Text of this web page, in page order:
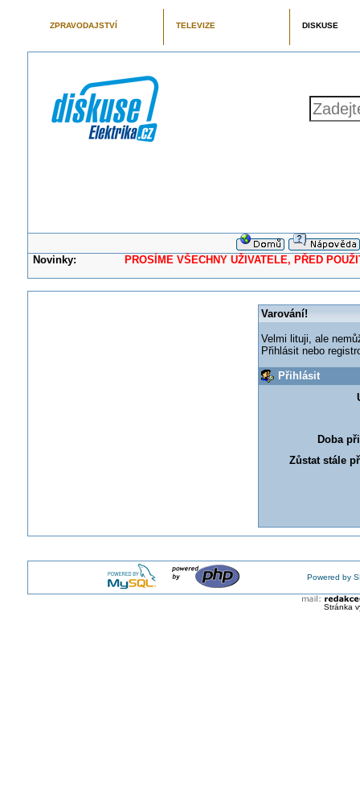
ZPRAVODAJSTVÍ TELEVIZE DISKUSE
Novinky: PROSÍME VŠECHNY UŽIVATELE, PŘED
Varování!
Velmi lituji, ale
Přihlásit nebo
Přihlásit
Doba
Zůstat stále
Powered by
Stránka